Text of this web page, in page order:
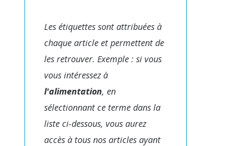
Les étiquettes sont attribuées à
chaque article et permettent de
les retrouver. Exemple : si vous
vous intéressez à
l'alimentation, en
sélectionnant ce terme dans la
liste ci-dessous, vous aurez
accès à tous nos articles ayant